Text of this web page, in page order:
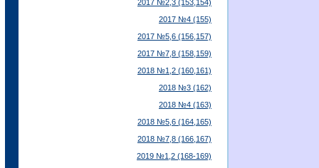
2017 №2,3 (153,154)
2017 №4 (155)
2017 №5,6 (156,157)
2017 №7,8 (158,159)
2018 №1,2 (160,161)
2018 №3 (162)
2018 №4 (163)
2018 №5,6 (164,165)
2018 №7,8 (166,167)
2019 №1,2 (168-169)